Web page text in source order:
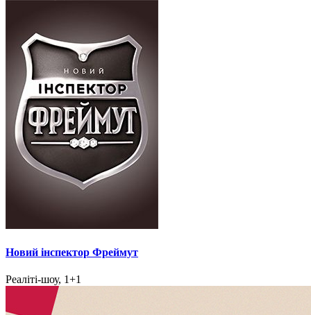
Новий інспектор Фреймут
Реаліті-шоу, 1+1